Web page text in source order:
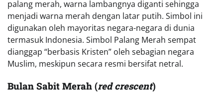
palang merah, warna lambangnya diganti sehingga
menjadi warna merah dengan latar putih. Simbol ini
digunakan oleh mayoritas negara-negara di dunia
termasuk Indonesia. Simbol Palang Merah sempat
dianggap “berbasis Kristen” oleh sebagian negara
Muslim, meskipun secara resmi bersifat netral.
Bulan Sabit Merah (red crescent)